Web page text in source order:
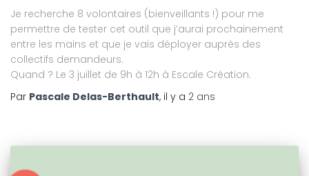
Je recherche 8 volontaires (bienveillants !) pour me
permettre de tester cet outil que j’aurai prochainement
entre les mains et que je vais déployer auprès des
collectifs demandeurs.
Quand ? Le 3 juillet de 9h à 12h à Escale Création.
Par Pascale Delas-Berthault, il y a 2 ans